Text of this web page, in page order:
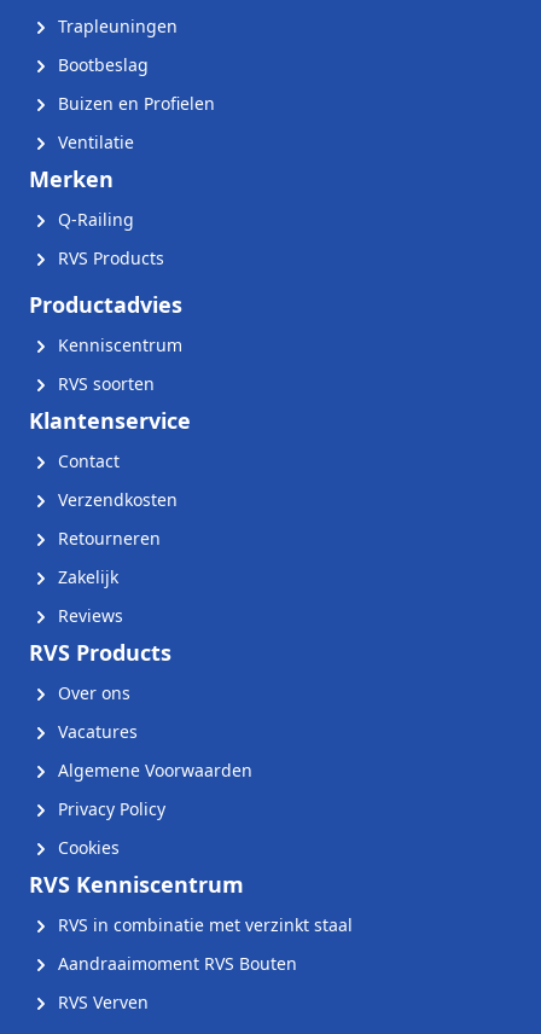
Trapleuningen
Bootbeslag
Buizen en Profielen
Ventilatie
Merken
Q-Railing
RVS Products
Productadvies
Kenniscentrum
RVS soorten
Klantenservice
Contact
Verzendkosten
Retourneren
Zakelijk
Reviews
RVS Products
Over ons
Vacatures
Algemene Voorwaarden
Privacy Policy
Cookies
RVS Kenniscentrum
RVS in combinatie met verzinkt staal
Aandraaimoment RVS Bouten
RVS Verven